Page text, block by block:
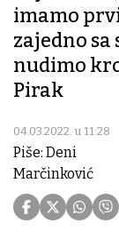
imamo
zajedno
nudimo
Pirak
04.03.2022. u 11:28
Piše: Deni
Marčinković